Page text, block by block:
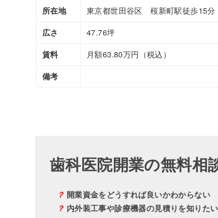
所在地
東京都世田谷区 桜新町駅徒歩15分
広さ
47.76坪
賃料
月額63.80万円（税込）
備考
歯科医院開業の無料相
？ 開業資金をどうすれば良いかわからない
？ 内外装工事や診療機器の見積りを知りたい